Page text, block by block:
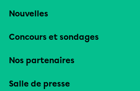
Nouvelles
Concours et sondages
Nos partenaires
Salle de presse